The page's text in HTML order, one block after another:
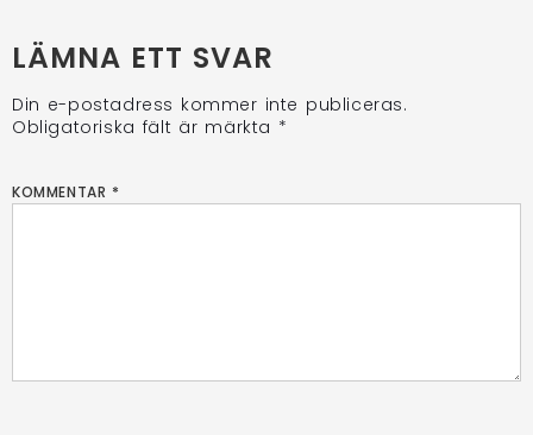
LÄMNA ETT SVAR
Din e-postadress kommer inte publiceras.
Obligatoriska fält är märkta *
KOMMENTAR *